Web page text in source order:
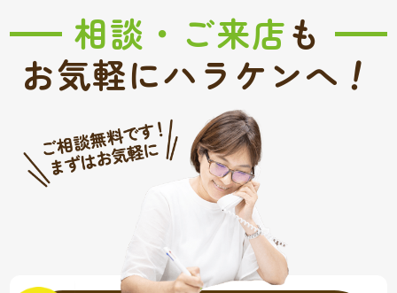
相談・ご来店も
お気軽にハラケンへ！